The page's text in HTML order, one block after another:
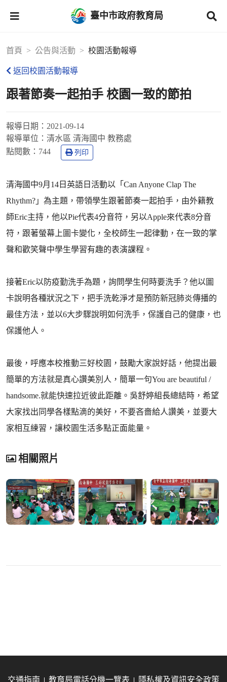
臺中市政府教育局
首頁 公告與活動 校園活動報導
返回校園活動報導
跟著節奏一起拍手 校園一致的節拍
報導日期： 2021-09-14
報導單位： 清水區 清海國中 教務處
點閱數： 744 列印
清海國中9月14日英語日活動以「Can Anyone Clap The
Rhythm?」為主題，帶領學生跟著節奏一起拍手，由外籍教
師Eric主持，他以Pie代表4分音符，另以Apple來代表8分音
符，跟著螢幕上圖卡變化，全校師生一起律動，在一致的掌
聲和歡笑聲中學生學習有趣的表演課程。
接著Eric以防疫勤洗手為題，詢問學生何時要洗手？他以圖
卡說明各種狀況之下，把手洗乾淨才是預防新冠肺炎傳播的
最佳方法，並以6大步驟說明如何洗手，保護自己的健康，也
保護他人。
最後，呼應本校推動三好校園，鼓勵大家說好話，他提出最
簡單的方法就是真心讚美別人，簡單一句You are beautiful /
handsome.就能快速拉近彼此距離。吳舒婷組長總結時，希望
大家找出同學各樣點滴的美好，不要吝嗇給人讚美，並要大
家相互練習，讓校園生活多點正面能量。
相關照片
交通指南 教育局電話分機一覽表 隱私權及資訊安全政策